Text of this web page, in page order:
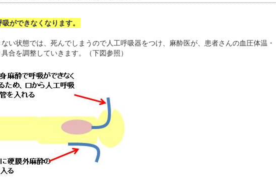
吸ができなくなります。
い状態では、死んでしまうので人工呼吸器をつけ、麻酔医が、患者さんの血圧体温・
合を調整していきます。（下図参照）